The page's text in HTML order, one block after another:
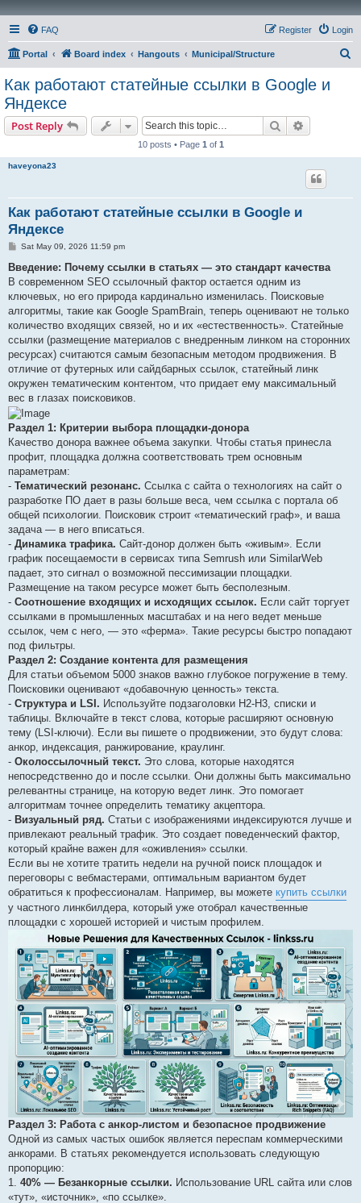
FAQ Login
Register
Portal Board index Hangouts Municipal/Structure
Как работают статейные ссылки в Google и
Яндексе
Post Reply Search
10 posts • Page 1 of 1
haveyona23
Как работают статейные ссылки в Google и
Яндексе
P
s
Sat May 09, 2026 11:59 pm
Введение: Почему ссылки в статьях — это стандарт качества
В современном SEO ссылочный фактор остается одним из
ключевых, но его природа кардинально изменилась. Поисковые
алгоритмы, такие как Google SpamBrain, теперь оценивают не только
количество входящих связей, но и их «естественность». Статейные
ссылки (размещение материалов с внедренным линком на сторонних
ресурсах) считаются самым безопасным методом продвижения. В
отличие от футерных или сайдбарных ссылок, статейный линк
окружен тематическим контентом, что придает ему максимальный
вес в глазах поисковиков.
Раздел 1: Критерии выбора площадки-донора
Качество донора важнее объема закупки. Чтобы статья принесла
профит, площадка должна соответствовать трем основным
параметрам:
- Тематический резонанс. Ссылка с сайта о технологиях на сайт о
разработке ПО дает в разы больше веса, чем ссылка с портала об
общей психологии. Поисковик строит «тематический граф», и ваша
задача — в него вписаться.
- Динамика трафика. Сайт-донор должен быть «живым». Если
график посещаемости в сервисах типа Semrush или SimilarWeb
падает, это сигнал о возможной пессимизации площадки.
Размещение на таком ресурсе может быть бесполезным.
- Соотношение входящих и исходящих ссылок. Если сайт торгует
ссылками в промышленных масштабах и на него ведет меньше
ссылок, чем с него, — это «ферма». Такие ресурсы быстро попадают
под фильтры.
Раздел 2: Создание контента для размещения
Для статьи объемом 5000 знаков важно глубокое погружение в тему.
Поисковики оценивают «добавочную ценность» текста.
- Структура и LSI. Используйте подзаголовки H2-H3, списки и
таблицы. Включайте в текст слова, которые расширяют основную
тему (LSI-ключи). Если вы пишете о продвижении, это будут слова:
анкор, индексация, ранжирование, краулинг.
- Околоссылочный текст. Это слова, которые находятся
непосредственно до и после ссылки. Они должны быть максимально
релевантны странице, на которую ведет линк. Это помогает
алгоритмам точнее определить тематику акцептора.
- Визуальный ряд. Статьи с изображениями индексируются лучше и
привлекают реальный трафик. Это создает поведенческий фактор,
который крайне важен для «оживления» ссылки.
Если вы не хотите тратить недели на ручной поиск площадок и
переговоры с вебмастерами, оптимальным вариантом будет
обратиться к профессионалам. Например, вы можете купить ссылки
у частного линкбилдера, который уже отобрал качественные
площадки с хорошей историей и чистым профилем.
Раздел 3: Работа с анкор-листом и безопасное продвижение
Одной из самых частых ошибок является переспам коммерческими
анкорами. В статьях рекомендуется использовать следующую
пропорцию:
1. 40% — Безанкорные ссылки. Использование URL сайта или слов
«тут», «источник», «по ссылке».